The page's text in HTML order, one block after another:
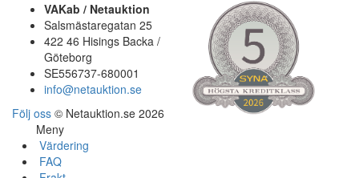
VAKab / Netauktion
Salsmästaregatan 25
422 46 Hisings Backa /
Göteborg
SE556737-680001
info@netauktion.se
Följ oss © Netauktion.se 2026
Meny
Värdering
FAQ